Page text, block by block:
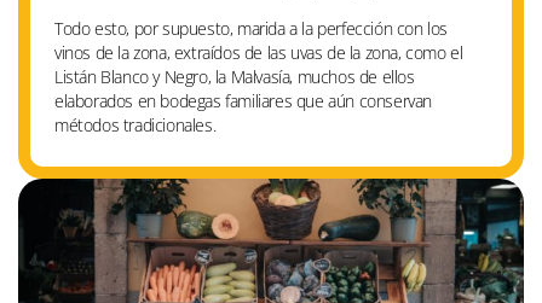
Todo esto, por supuesto, marida a la perfección con los
vinos de la zona, extraídos de las uvas de la zona, como el
Listán Blanco y Negro, la Malvasía, muchos de ellos
elaborados en bodegas familiares que aún conservan
métodos tradicionales.